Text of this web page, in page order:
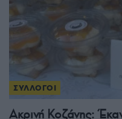
ΣΥΛΛΟΓΟΙ
Ακρινή Κοζάνης: